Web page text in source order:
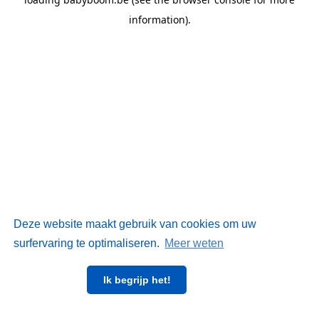
Deze website maakt gebruik van cookies om uw
surfervaring te optimaliseren. Meer weten
Ik begrijp het!
information).